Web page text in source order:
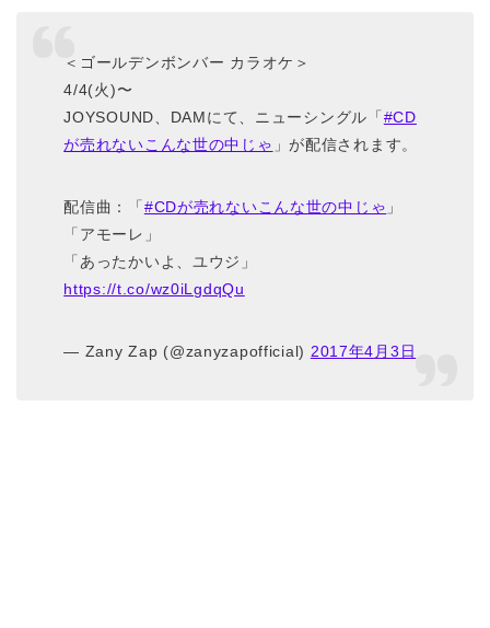
＜ゴールデンボンバー カラオケ＞
4/4(火)〜
JOYSOUND、DAMにて、ニューシングル「 #CD
が売れないこんな世の中じゃ 」が配信されます。
配信曲：「 #CDが売れないこんな世の中じゃ 」
「アモーレ」
「あったかいよ、ユウジ」
https://t.co/wz0iLgdqQu
— Zany Zap (@zanyzapofficial) 2017年4月3日